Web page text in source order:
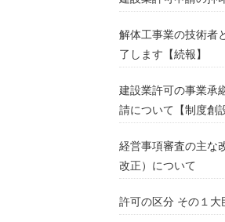
解体工事業の技術者
了します【続報】
建設業許可の事業承
請について【制度創
経営事項審査の主な
改正）について
許可の区分 その１